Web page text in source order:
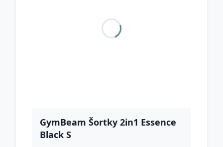
GymBeam Šortky 2in1 Essence
Black S